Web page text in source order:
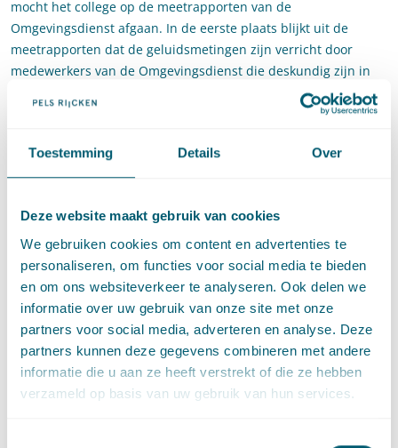
Toestemming Details Over
Deze website maakt gebruik van cookies
We gebruiken cookies om content en advertenties te
personaliseren, om functies voor social media te bieden
en om ons websiteverkeer te analyseren. Ook delen we
informatie over uw gebruik van onze site met onze
partners voor social media, adverteren en analyse. Deze
partners kunnen deze gegevens combineren met andere
informatie die u aan ze heeft verstrekt of die ze hebben
verzameld op basis van uw gebruik van hun services.
mocht het college op de meetrapporten van de
Omgevingsdienst afgaan. In de eerste plaats blijkt uit de
meetrapporten dat de geluidsmetingen zijn verricht door
medewerkers van de Omgevingsdienst die deskundig zijn in
en opgeleid zijn voor het uitvoeren van geluidsmetingen.
Daarnaast mag het college op het advies van een deskundige
zorgvuldige wijze tot stand is gekomen; 2) de redenering
daarin begrijpelijk is en 3) de getrokken conclusies daarop
en 3:9 van de Awb (de vergewisplicht). Pas wanneer er
concrete aanknopingspunten naar voren worden gebracht op
basis waarvan twijfel zou bestaan over (één of meerdere van)
voornoemde voorwaarden, mag het college niet zonder nadere
motivering op het advies van een deskundige afgaan. Zo nodig
kan dan aan de deskundige een reactie worden gevraagd op
wat tegen zijn advies is aangevoerd.
Concrete aanknopingspunten ontbreken